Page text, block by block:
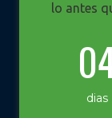
lo antes
dias